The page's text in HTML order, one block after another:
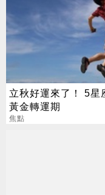
立秋好運來了！ 5星
黃金轉運期
焦點